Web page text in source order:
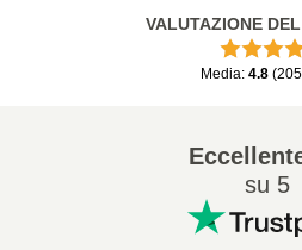
VALUTAZIONE
Media: 4.8 (
su 5